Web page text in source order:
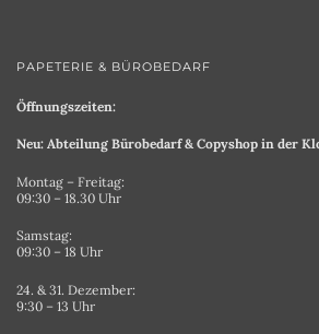
PAPETERIE & BÜROBEDARF
Öffnungszeiten:
Neu: Abteilung Bürobedarf & Copyshop in der
Montag – Freitag:
09:30 – 18.30 Uhr
Samstag:
09:30 – 18 Uhr
24. & 31. Dezember:
9:30 – 13 Uhr